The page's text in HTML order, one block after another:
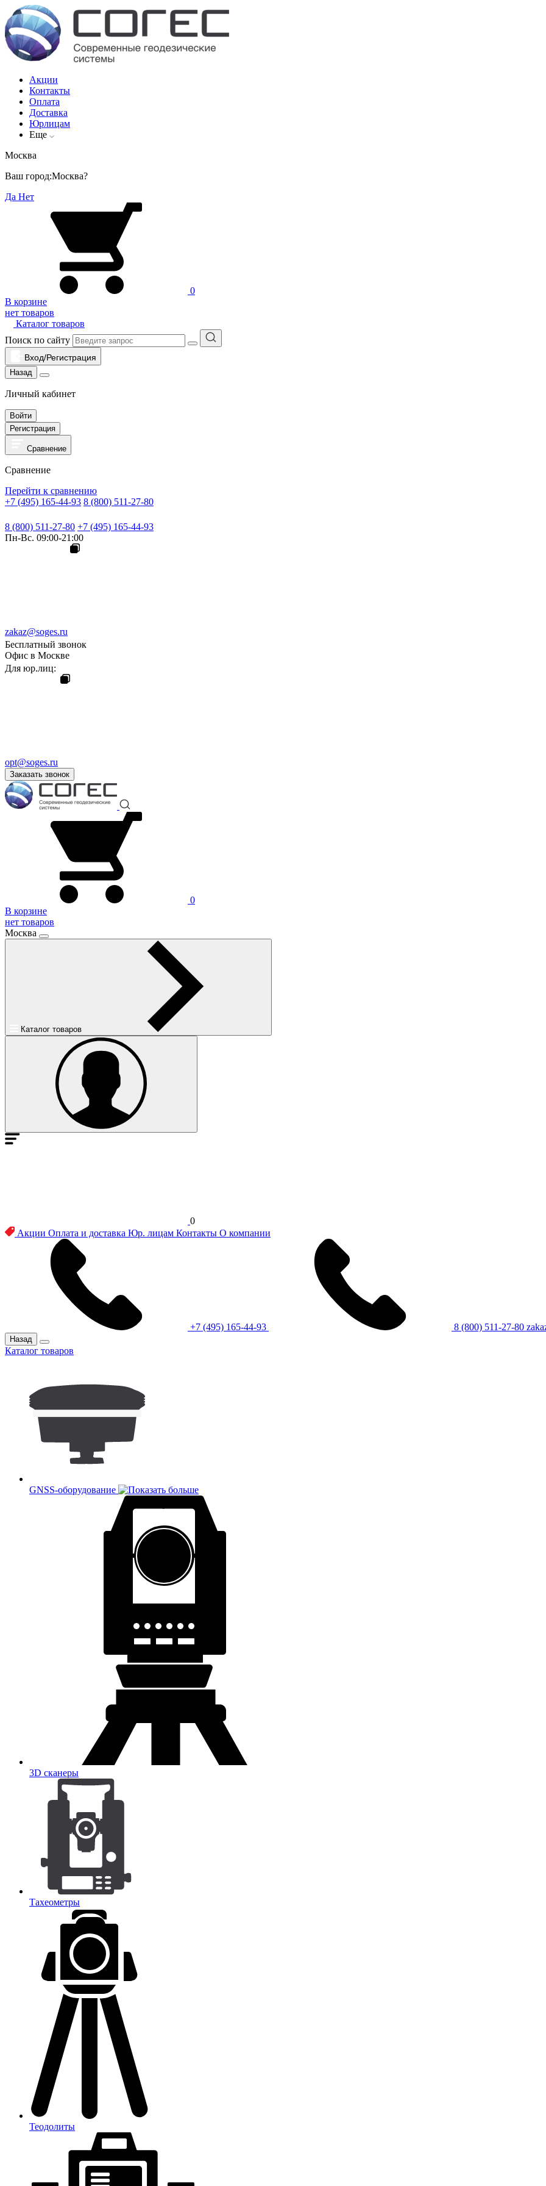
Акции
Контакты
Оплата
Доставка
Юрлицам
Еще
Москва
Ваш город:Москва?
Да Нет
0
В корзине
нет товаров
Каталог товаров
Поиск по сайту
Вход/Регистрация
Назад
Личный кабинет
Войти
Регистрация
Сравнение
Сравнение
Перейти к сравнению
+7 (495) 165-44-93 8 (800) 511-27-80
8 (800) 511-27-80 +7 (495) 165-44-93
Пн-Вс. 09:00-21:00
zakaz@soges.ru
Бесплатный звонок
Офис в Москве
Для юр.лиц:
opt@soges.ru
Заказать звонок
0
В корзине
нет товаров
Москва
Каталог товаров
0
Акции Оплата и доставка Юр. лицам Контакты О компании
+7 (495) 165-44-93 8 (800) 511-27-80
Назад
Каталог товаров
GNSS-оборудование
3D сканеры
Тахеометры
Теодолиты